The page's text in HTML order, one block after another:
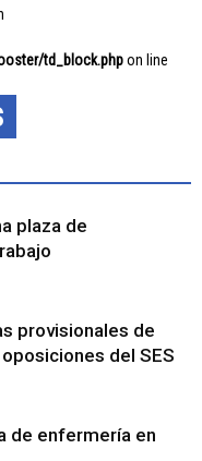
td_block.phpon line
plaza de
provisionales de
del SES
de enfermería en